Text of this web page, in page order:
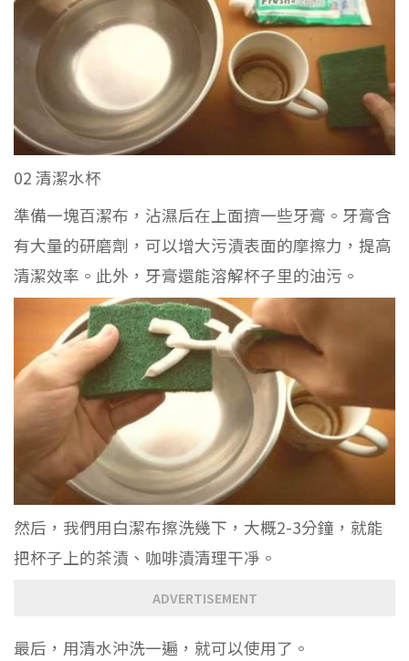
02 清潔水杯
準備一塊百潔布，沾濕后在上面擠一些牙膏。牙膏含
有大量的研磨劑，可以增大污漬表面的摩擦力，提高
清潔效率。此外，牙膏還能溶解杯子里的油污。
然后，我們用白潔布擦洗幾下，大概2-3分鐘，就能
把杯子上的茶漬、咖啡漬清理干凈。
ADVERTISEMENT
最后，用清水沖洗一遍，就可以使用了。